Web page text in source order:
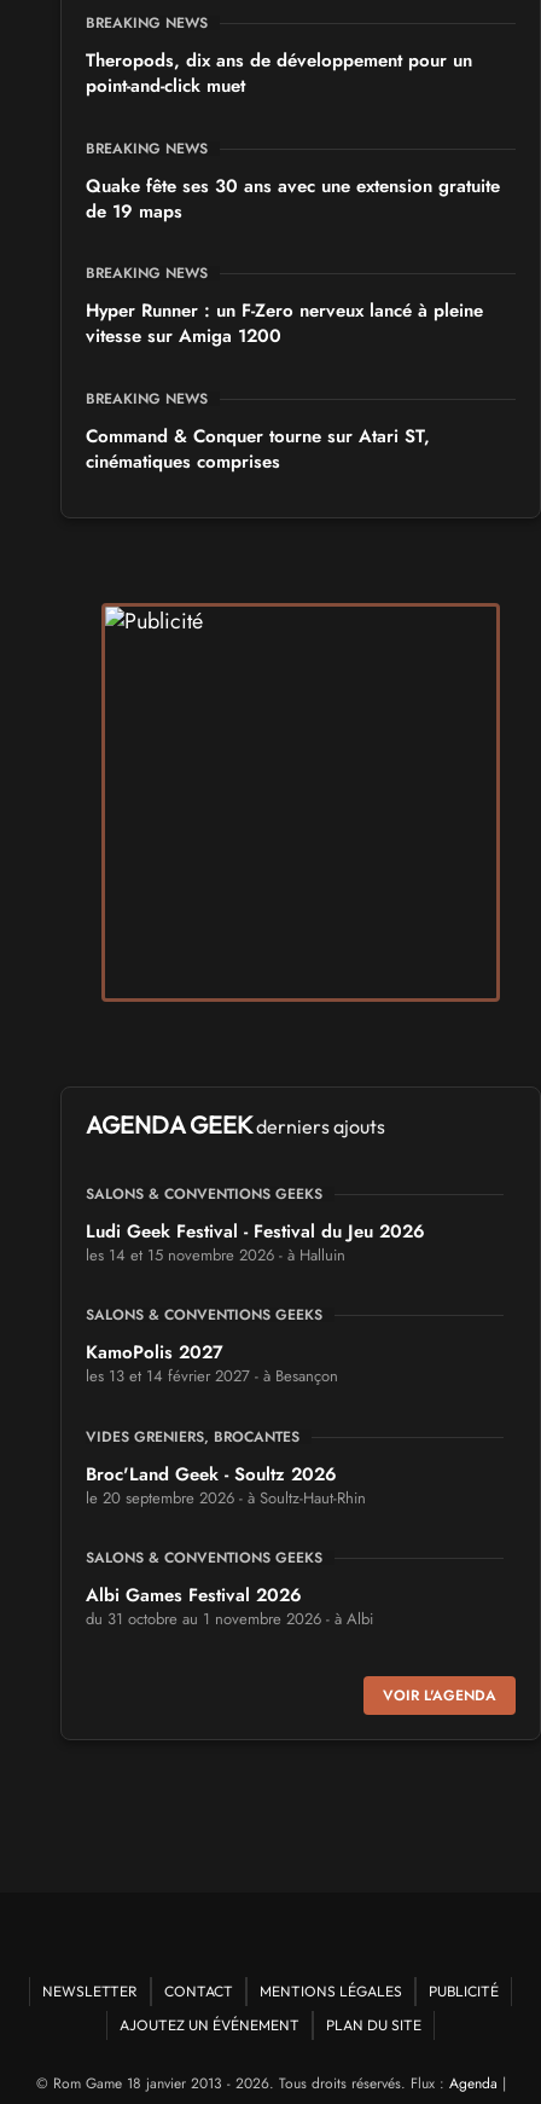
BREAKING NEWS
Theropods, dix ans de développement pour un
point-and-click muet
BREAKING NEWS
Quake fête ses 30 ans avec une extension gratuite
de 19 maps
BREAKING NEWS
Hyper Runner : un F-Zero nerveux lancé à pleine
vitesse sur Amiga 1200
BREAKING NEWS
Command & Conquer tourne sur Atari ST,
cinématiques comprises
AGENDA GEEKderniers ajouts
SALONS & CONVENTIONS GEEKS
Ludi Geek Festival - Festival du Jeu 2026
les 14 et 15 novembre 2026 - à Halluin
SALONS & CONVENTIONS GEEKS
KamoPolis 2027
les 13 et 14 février 2027 - à Besançon
VIDES GRENIERS, BROCANTES
Broc'Land Geek - Soultz 2026
le 20 septembre 2026 - à Soultz-Haut-Rhin
SALONS & CONVENTIONS GEEKS
Albi Games Festival 2026
du 31 octobre au 1 novembre 2026 - à Albi
Virtual Calais - salon du jeu vidéo et des loisirs
numériques 2026
Mang'Azur 2027
les 24 et 25 avril 2027 - à Toulon
VOIR L'AGENDA
NEWSLETTER CONTACT MENTIONS LÉGALES
PUBLICITÉ
AJOUTEZ UN ÉVÉNEMENT
PLAN DU SITE
© Rom Game 18 janvier 2013 - 2026. Tous droits réservés. Flux : Agenda |